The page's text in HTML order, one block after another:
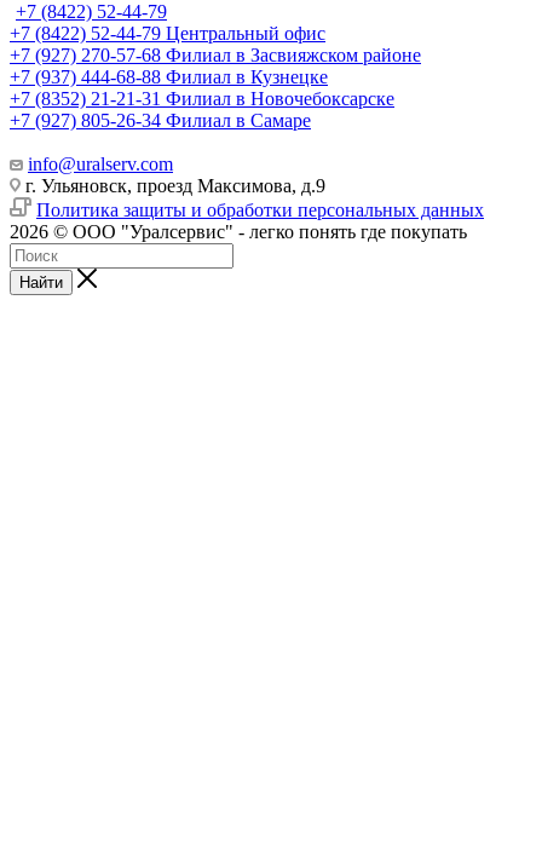
+7 (8422) 52-44-79
+7 (8422) 52-44-79 Центральный офис
+7 (927) 270-57-68 Филиал в Засвияжском районе
+7 (937) 444-68-88 Филиал в Кузнецке
+7 (8352) 21-21-31 Филиал в Новочебоксарске
+7 (927) 805-26-34 Филиал в Самаре
info@uralserv.com
г. Ульяновск, проезд Максимова, д.9
Политика защиты и обработки персональных данных
2026 © ООО "Уралсервис" - легко понять где покупать
Найти